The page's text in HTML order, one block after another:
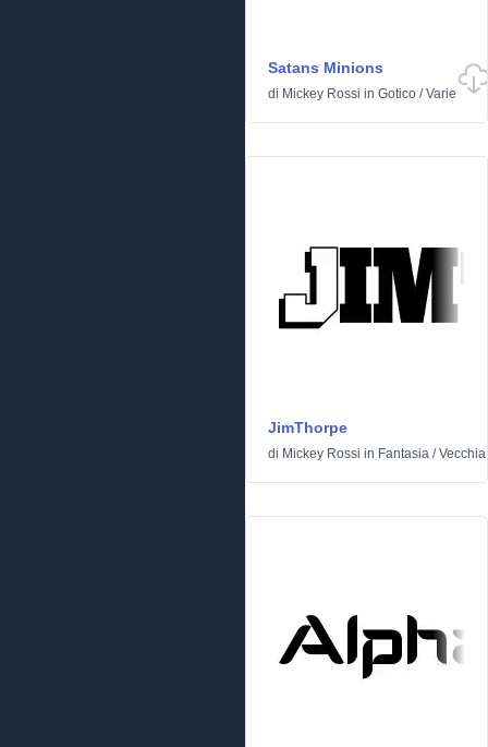
Satans Minions
di Mickey Rossi in Gotico /Varie
JimThorpe
di Mickey Rossi in Fantasia /